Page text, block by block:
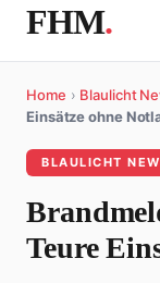
FHM.
Home › Blaulicht
Einsätze ohne
BLAULICHT
Teure